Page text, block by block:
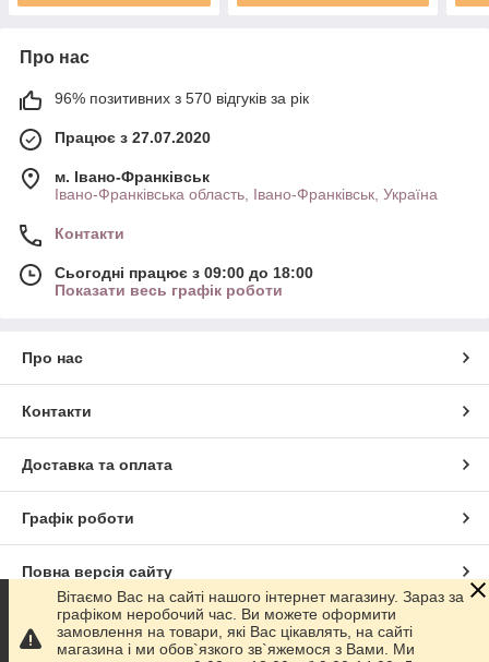
Про нас
96% позитивних з 570 відгуків за рік
Працює з 27.07.2020
м. Івано-Франківськ
Івано-Франківська область, Івано-Франківськ, Україна
Контакти
Сьогодні працює з 09:00 до 18:00
Показати весь графік роботи
Про нас
Контакти
Доставка та оплата
Графік роботи
Повна версія сайту
Сайт створено на маркетплейсіProm.ua
Вітаємо Вас на сайті нашого інтернет магазину. Зараз за
графіком неробочий час. Ви можете оформити
замовлення на товари, які Вас цікавлять, на сайті
магазина і ми обов`язкого зв`яжемося з Вами. Ми